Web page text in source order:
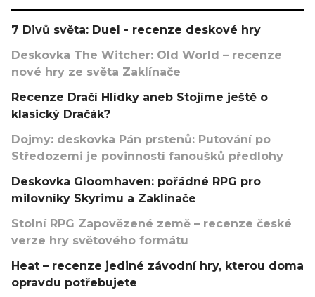
7 Divů světa: Duel - recenze deskové hry
Deskovka The Witcher: Old World – recenze
nové hry ze světa Zaklínače
Recenze Dračí Hlídky aneb Stojíme ještě o
klasický Dračák?
Dojmy: deskovka Pán prstenů: Putování po
Středozemi je povinností fanoušků předlohy
Deskovka Gloomhaven: pořádné RPG pro
milovníky Skyrimu a Zaklínače
Stolní RPG Zapovězené země – recenze české
verze hry světového formátu
Heat – recenze jediné závodní hry, kterou doma
opravdu potřebujete